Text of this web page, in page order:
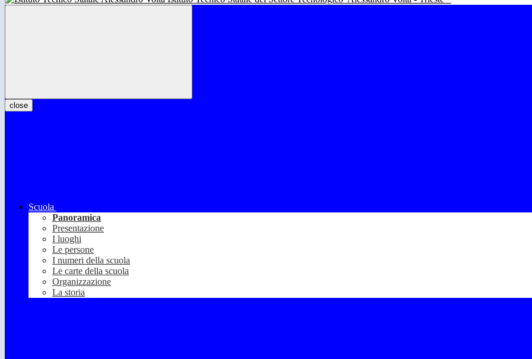
close
Scuola
Panoramica
Presentazione
I luoghi
Le persone
I numeri della scuola
Le carte della scuola
Organizzazione
La storia